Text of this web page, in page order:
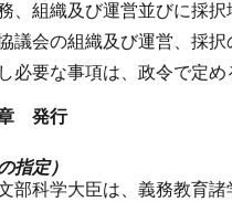
、組織及び運営並びに採択
議会の組織及び運営、採
必要な事項は、政令で定め
発行
指定）
部科学大臣は、義務教育諸